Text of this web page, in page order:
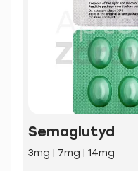
Semaglutyd
3mg | 7mg | 14mg